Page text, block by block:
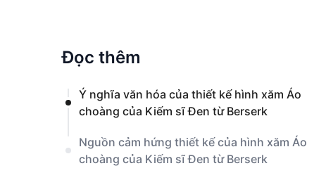
Đọc thêm
Ý nghĩa văn hóa của thiết kế hình xăm Áo
choàng của Kiếm sĩ Đen từ Berserk
Nguồn cảm hứng thiết kế của hình xăm Áo
choàng của Kiếm sĩ Đen từ Berserk